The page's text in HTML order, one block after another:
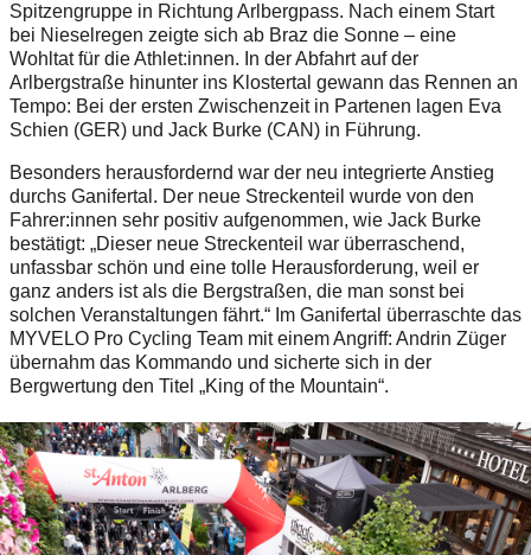
Spitzengruppe in Richtung Arlbergpass. Nach einem Start
bei Nieselregen zeigte sich ab Braz die Sonne – eine
Wohltat für die Athlet:innen. In der Abfahrt auf der
Arlbergstraße hinunter ins Klostertal gewann das Rennen an
Tempo: Bei der ersten Zwischenzeit in Partenen lagen Eva
Schien (GER) und Jack Burke (CAN) in Führung.
Besonders herausfordernd war der neu integrierte Anstieg
durchs Ganifertal. Der neue Streckenteil wurde von den
Fahrer:innen sehr positiv aufgenommen, wie Jack Burke
bestätigt: „Dieser neue Streckenteil war überraschend,
unfassbar schön und eine tolle Herausforderung, weil er
ganz anders ist als die Bergstraßen, die man sonst bei
solchen Veranstaltungen fährt.“ Im Ganifertal überraschte das
MYVELO Pro Cycling Team mit einem Angriff: Andrin Züger
übernahm das Kommando und sicherte sich in der
Bergwertung den Titel „King of the Mountain“.